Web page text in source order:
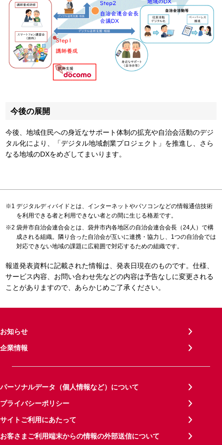
今後の展開
今後、地域住民への身近なサポート体制の拡充や自治会活動のデジ
タル化により、「デジタル地域創業プロジェクト」を推進し、さら
なる地域のDXをめざしてまいります。
デジタルディバイドとは、インターネットやパソコンなどの情報通信技術
を利用できる者と利用できない者との間に生じる格差です。
袋井市自治会連合会とは、袋井市内各地区の自治会連合会長（24人）で構
成される組織。隣り合った自治会が互いに連携・協力し、1つの自治会では
対応できない地域の課題に広範囲で対応するための組織です。
報道発表資料に記載された情報は、発表日現在のものです。仕様、
サービス内容、お問い合わせ先などの内容は予告なしに変更される
ことがありますので、あらかじめご了承ください。
お知らせ
企業情報
パーソナルデータ（個人情報など）について
プライバシーポリシー
サイトご利用にあたって
お客さまご利用端末からの情報の外部送信について